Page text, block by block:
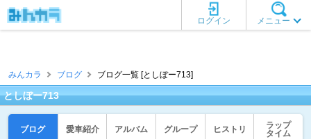
メニュー
ログイン
みんカラ ブログ ブログ一覧 [としぼー713]
としぼー713
ブログ 愛車紹介 アルバム グループ ヒストリ
ラップ
タイム